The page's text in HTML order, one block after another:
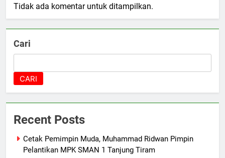
Tidak ada komentar untuk ditampilkan.
Cari
CARI
Recent Posts
Cetak Pemimpin Muda, Muhammad Ridwan Pimpin
Pelantikan MPK SMAN 1 Tanjung Tiram